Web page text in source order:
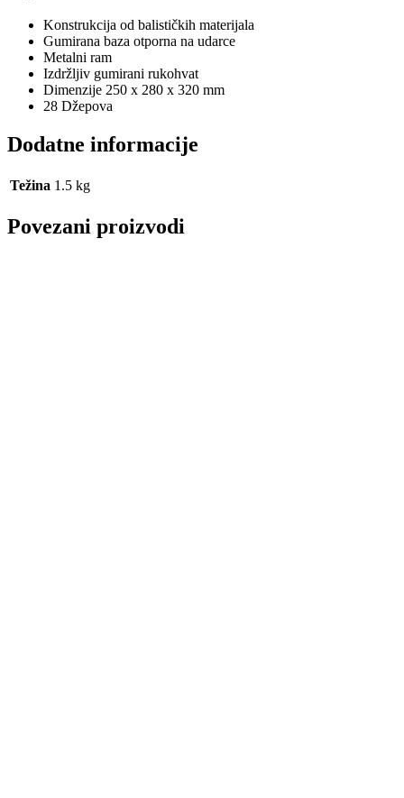
Konstrukcija od balističkih materijala
Gumirana baza otporna na udarce
Metalni ram
Izdržljiv gumirani rukohvat
Dimenzije 250 x 280 x 320 mm
28 Džepova
Dodatne informacije
Težina 1.5 kg
Povezani proizvodi